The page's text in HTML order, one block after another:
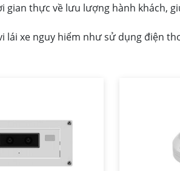
thực về lưu lượng hành khách,
lái xe nguy hiểm như sử dụng điện